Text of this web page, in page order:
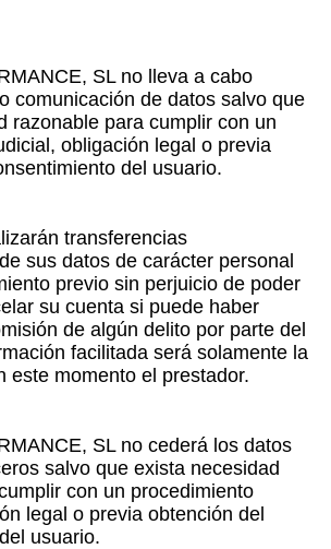
SL no lleva a cabo
comunicación de datos salvo que
razonable para cumplir con un
obligación legal o previa
del usuario.
transferencias
sus datos de carácter personal
previo sin perjuicio de poder
su cuenta si puede haber
de algún delito por parte del
facilitada será solamente la
este momento el prestador.
SL no cederá los datos
salvo que exista necesidad
con un procedimiento
legal o previa obtención del
usuario.